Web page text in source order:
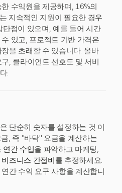
수익원을 제공하며, 16%의
지속적인 지원이 필요한 경우
점이 있으며, 예를 들어 시간
있고, 프로젝트 기반 가격은
을 초래할 수 있습니다. 올바
, 클라이언트 선호도 및 서비
.
단순히 숫자를 설정하는 것 이
, 즉 "바닥" 요금을 계산하는
연간 수입을 파악하고 마케팅,
비즈니스 간접비를 추정하세요.
간 수익 요구 사항을 계산합니